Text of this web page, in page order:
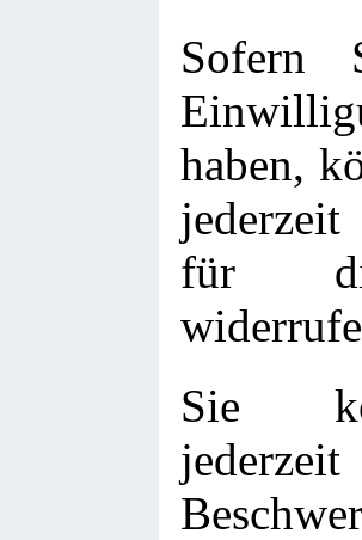
Sofern
haben,
für
Sie